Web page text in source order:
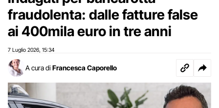
fraudolenta: dalle fatture false
ai 400mila euro in tre anni
7 Luglio 2026 15:34
A cura di Francesca Caporello